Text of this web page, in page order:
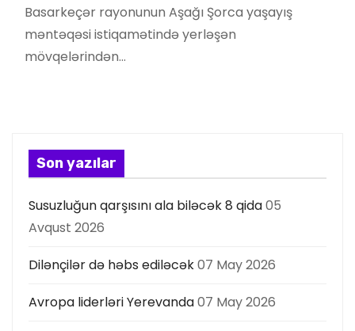
Basarkeçər rayonunun Aşağı Şorca yaşayış
məntəqəsi istiqamətində yerləşən
mövqelərindən…
Son yazılar
Susuzluğun qarşısını ala biləcək 8 qida05
Avqust 2026
Dilənçilər də həbs ediləcək07 May 2026
Avropa liderləri Yerevanda07 May 2026